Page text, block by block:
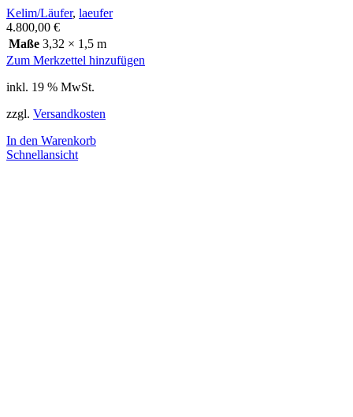
Kelim/Läufer, laeufer
4.800,00 €
Maße 3,32 × 1,5 m
Zum Merkzettel hinzufügen
inkl. 19 % MwSt.
zzgl. Versandkosten
In den Warenkorb
Schnellansicht